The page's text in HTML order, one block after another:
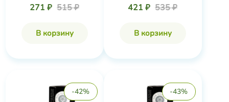
271 ₽ 515 ₽
В корзину
421 ₽ 535 ₽
В корзину
-42% -43%